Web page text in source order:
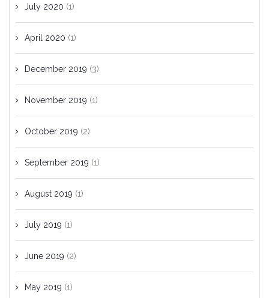
July 2020 (1)
April 2020 (1)
December 2019 (3)
November 2019 (1)
October 2019 (2)
September 2019 (1)
August 2019 (1)
July 2019 (1)
June 2019 (2)
May 2019 (1)